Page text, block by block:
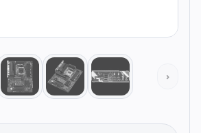
›